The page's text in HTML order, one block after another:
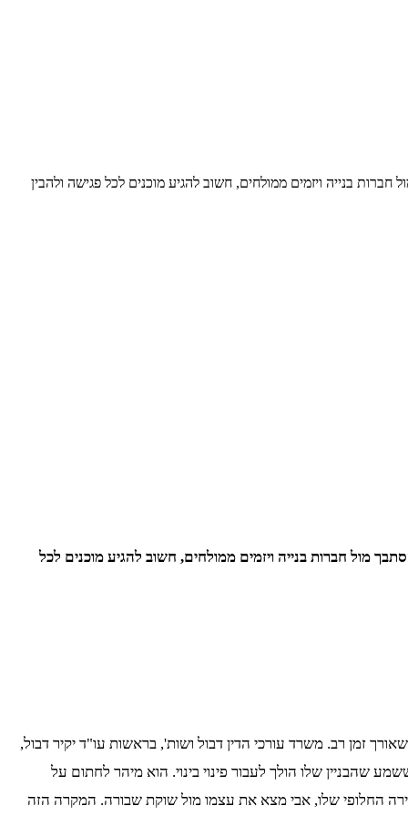
בנייה ויזמים ממולחים, חשוב להגיע מוכנים לכל פגישה ולהבין
מול חברות בנייה ויזמים ממולחים, חשוב להגיע מוכנים לכל
זמן רב. משרד עורכי הדין דבול ושות', בראשות עו"ד יקיר דבול,
שהבניין שלו הולך לעבור פינוי בינוי. הוא מיהר לחתום על
החלופי שלו, אבי מצא את עצמו מול שוקת שבורה. המקרה הזה